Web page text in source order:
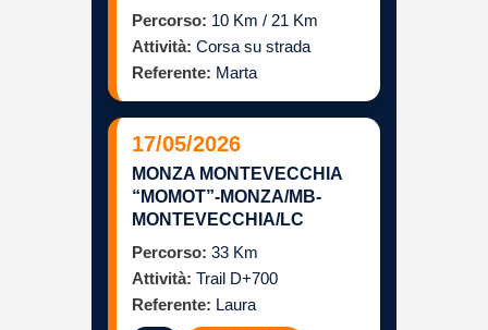
Percorso: 10 Km / 21 Km
Attività: Corsa su strada
Referente: Marta
17/05/2026
MONZA MONTEVECCHIA
“MOMOT”-MONZA/MB-
MONTEVECCHIA/LC
Percorso: 33 Km
Attività: Trail D+700
Referente: Laura